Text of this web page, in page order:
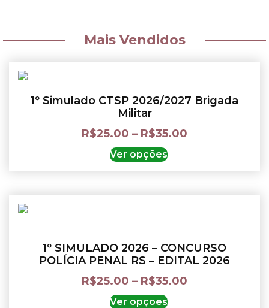
Mais Vendidos
1º Simulado CTSP 2026/2027 Brigada
Militar
R$25.00 – R$35.00
Ver opções
1º SIMULADO 2026 – CONCURSO
POLÍCIA PENAL RS – EDITAL 2026
R$25.00 – R$35.00
Ver opções